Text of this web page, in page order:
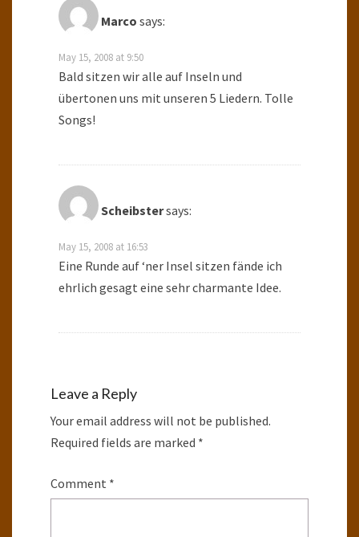
Marco says:
May 15, 2008 at 9:50
Bald sitzen wir alle auf Inseln und
übertonen uns mit unseren 5 Liedern. Tolle
Songs!
Scheibstersays:
May 15, 2008 at 16:53
Eine Runde auf ‘ner Insel sitzen fände ich
ehrlich gesagt eine sehr charmante Idee.
Leave a Reply
Your email address will not be published.
Required fields are marked *
Comment *